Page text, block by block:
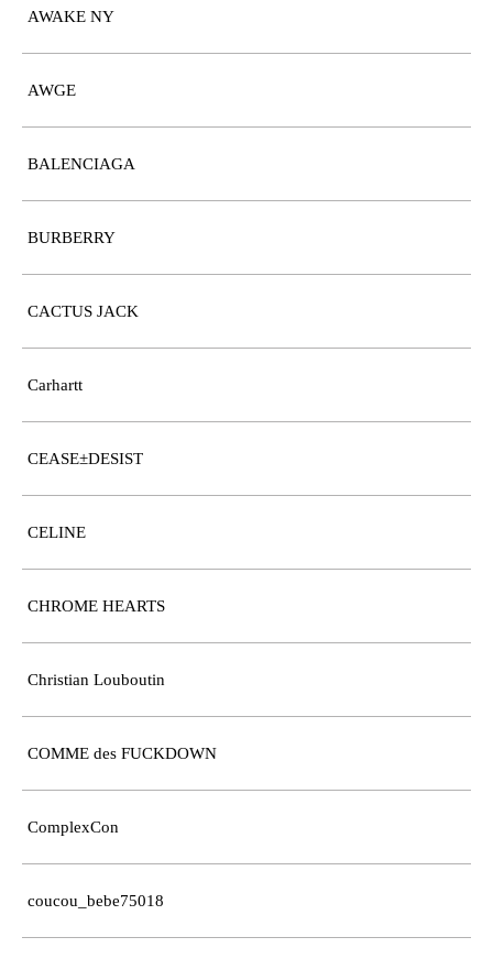
AWAKE NY
AWGE
BALENCIAGA
BURBERRY
CACTUS JACK
Carhartt
CEASE±DESIST
CELINE
CHROME HEARTS
Christian Louboutin
COMME des FUCKDOWN
ComplexCon
coucou_bebe75018